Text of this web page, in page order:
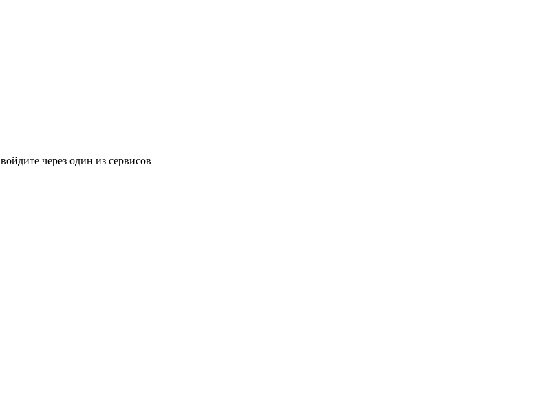
войдите через один из сервисов